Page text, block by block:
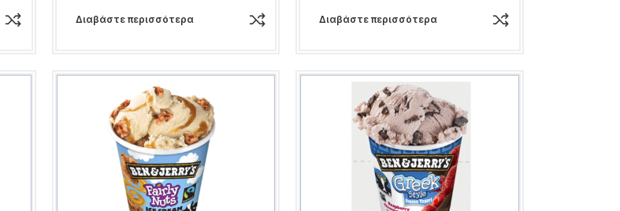
Διαβάστε περισσότερα Διαβάστε περισσότερα